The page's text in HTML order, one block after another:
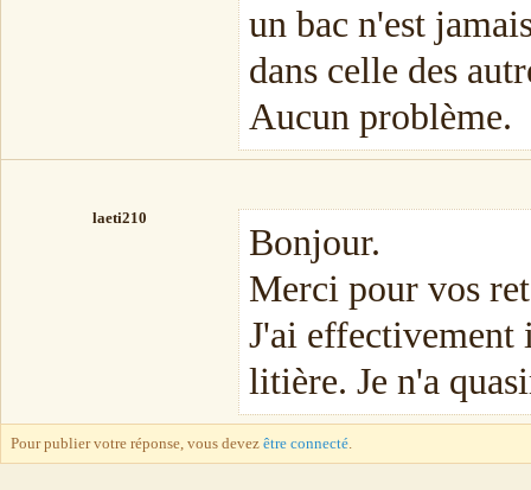
un bac n'est
dans celle des
Aucun problème.
laeti210
Bonjour.
Merci pour vos
J'ai effectivement
litière. Je n'a
Pour publier votre réponse, vous devez être connecté.